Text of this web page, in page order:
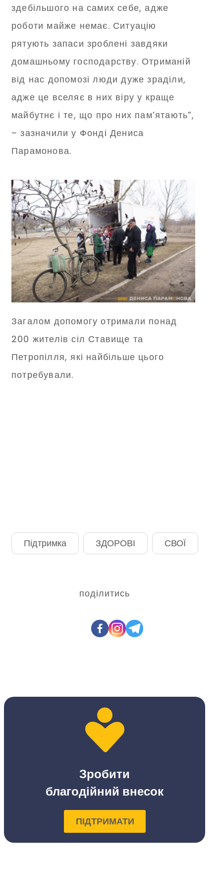
здебільшого на самих себе, адже
роботи майже немає. Ситуацію
рятують запаси зроблені завдяки
домашньому господарству. Отриманій
від нас допомозі люди дуже зраділи,
адже це вселяє в них віру у краще
майбутнє і те, що про них пам’ятають”,
– зазначили у Фонді Дениса
Парамонова.
Загалом допомогу отримали понад
200 жителів сіл Ставище та
Петропілля, які найбільше цього
потребували.
Підтримка ЗДОРОВІ СВОЇ
поділитись
Зробити
благодійний внесок
ПІДТРИМАТИ